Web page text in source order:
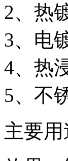
2、热
3、电
4、热
5、不
主要